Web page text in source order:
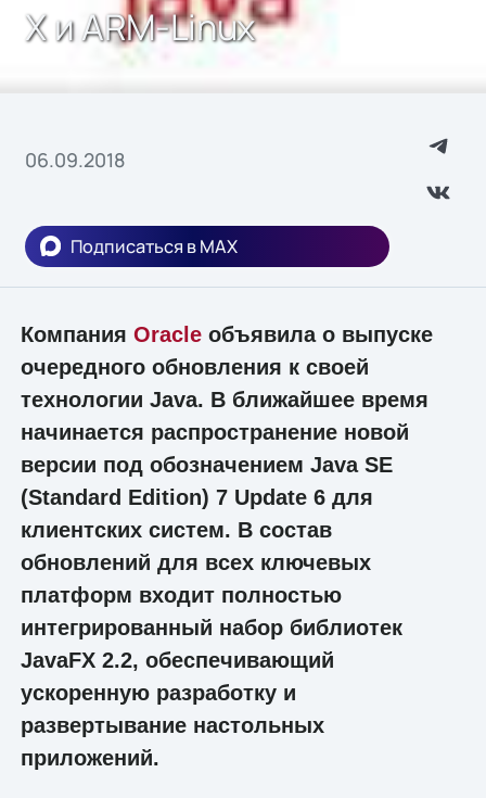
X и ARM-Linux
06.09.2018
Подписаться в MAX
Компания Oracleобъявила о выпуске
очередного обновления к своей
технологии Java. В ближайшее время
начинается распространение новой
версии под обозначением Java SE
(Standard Edition) 7 Update 6 для
клиентских систем. В состав
обновлений для всех ключевых
платформ входит полностью
интегрированный набор библиотек
JavaFX 2.2, обеспечивающий
ускоренную разработку и
развертывание настольных
приложений.